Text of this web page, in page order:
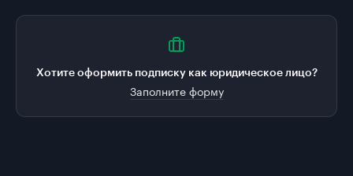
Хотите оформить подписку как юридическое лицо?
Заполните форму